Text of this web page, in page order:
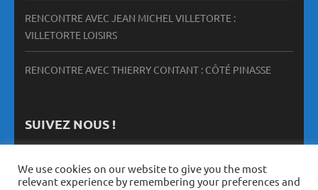
RENCONTRE AVEC JEAN MICHEL VILLETORTE :
VILLETORTE LOISIRS
RENCONTRE AVEC THIERRY CONTANT : CÔTÉ PINASSE
SUIVEZ NOUS !
We use cookies on our website to give you the most
relevant experience by remembering your preferences and